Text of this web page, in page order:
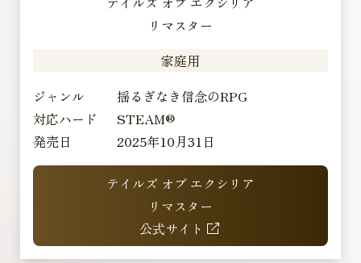
リマスター
家庭用
ジャンル
揺るぎなき信念のRPG
対応ハード
STEAM®
発売日
2025年10月31日
テイルズ オブ エクシリア
リマスター
公式サイト